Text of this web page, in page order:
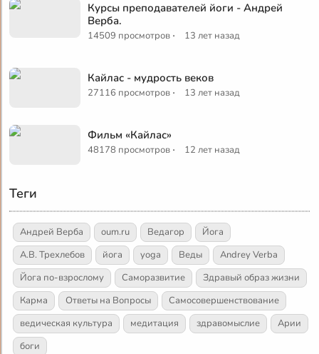
Курсы преподавателей йоги - Андрей
Верба.
14509 просмотров · 13 лет назад
Кайлас - мудрость веков
27116 просмотров · 13 лет назад
Фильм «Кайлас»
48178 просмотров · 12 лет назад
Теги
Андрей Верба oum.ru Ведагор
Йога
А.В. Трехлебов
йога yoga Веды
Andrey Verba
Йога по-взрослому
Саморазвитие
Здравый образ жизни
Карма
Ответы на Вопросы
Самосовершенствование
ведическая культура
медитация здравомыслие
Арии
боги